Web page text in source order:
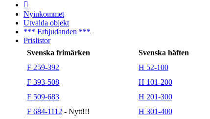
Nyinkommet
Utvalda objekt
*** Erbjudanden ***
Prislistor
Svenska frimärken
Svenska häften
F 259-392
H 52-100
F 393-508
H 101-200
F 509-683
H 201-300
F 684-1112 - Nytt!!!
H 301-400